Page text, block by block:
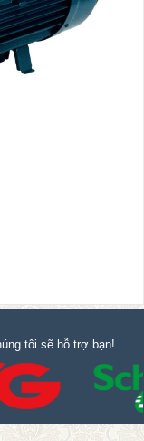
tôi sẽ hỗ trợ bạn!